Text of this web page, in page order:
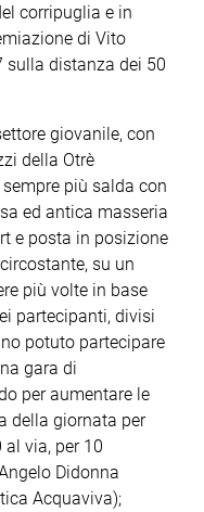
corripuglia e in
di Vito
sulla distanza dei 50
giovanile, con
della Otrè
più salda con
ed antica masseria
e posta in posizione
su un
più volte in base
partecipanti, divisi
potuto partecipare
gara di
per aumentare le
della giornata per
al via, per 10
Didonna
Acquaviva);